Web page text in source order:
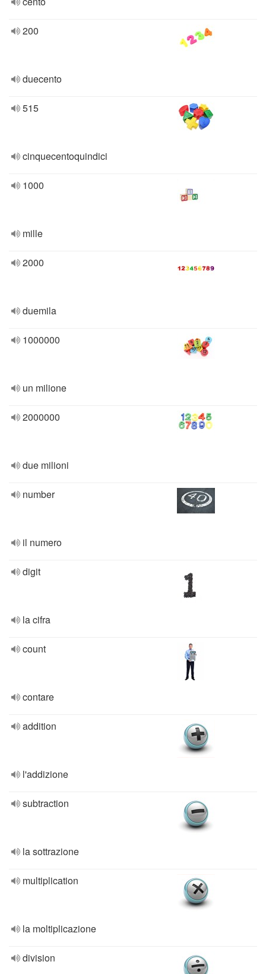
200
duecento
515
cinquecentoquindici
1000
mille
2000
duemila
1000000
un milione
2000000
due milioni
number
il numero
digit
la cifra
count
contare
addition
l'addizione
subtraction
la sottrazione
multiplication
la moltiplicazione
division